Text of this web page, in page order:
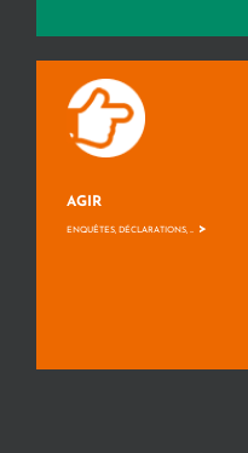
AGIR
ENQUÊTES, DÉCLARATIONS, ... >